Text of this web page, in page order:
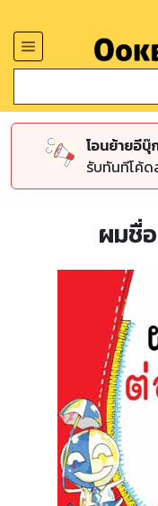
โอนย้ายอีบุ๊
รับทันทีโค้ด
ผมชื่